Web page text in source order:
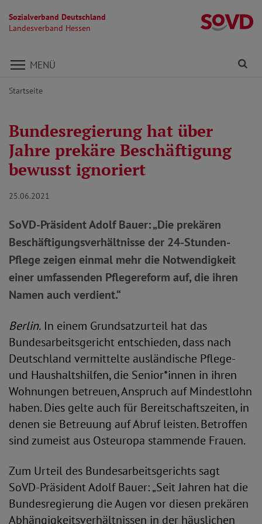
Sozialverband Deutschland
Landesverband Hessen
Direkt zu den Inhalten springen
MENÜ
Startseite
Bundesregierung hat über
Jahre prekäre Beschäftigung
bewusst ignoriert
25.06.2021
SoVD-Präsident Adolf Bauer: „Die prekären
Beschäftigungsverhältnisse der 24-Stunden-
Pflege zeigen einmal mehr die Notwendigkeit
einer umfassenden Pflegereform auf, die ihren
Namen auch verdient.“
Berlin. In einem Grundsatzurteil hat das
Bundesarbeitsgericht entschieden, dass nach
Deutschland vermittelte ausländische Pflege-
und Haushaltshilfen, die Senior*innen in ihren
Wohnungen betreuen, Anspruch auf Mindestlohn
haben. Dies gelte auch für Bereitschaftszeiten, in
denen sie Betreuung auf Abruf leisten. Betroffen
sind zumeist aus Osteuropa stammende Frauen.
Zum Urteil des Bundesarbeitsgerichts sagt
SoVD-Präsident Adolf Bauer: „Seit Jahren hat die
Bundesregierung die Augen vor diesen prekären
Abhängigkeitsverhältnissen in der häuslichen